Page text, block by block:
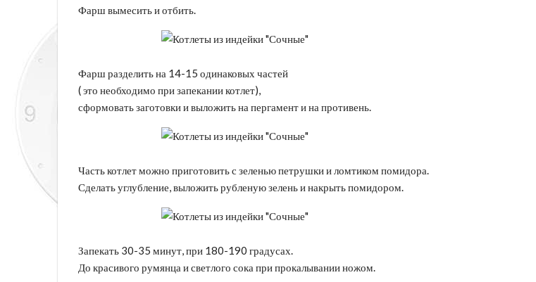
Фарш вымесить и отбить.
Фарш разделить на 14-15 одинаковых частей
( это необходимо при запекании котлет),
сформовать заготовки и выложить на пергамент и на противень.
Часть котлет можно приготовить с зеленью петрушки и ломтиком помидора.
Сделать углубление, выложить рубленую зелень и накрыть помидором.
Запекать 30-35 минут, при 180-190 градусах.
До красивого румянца и светлого сока при прокалывании ножом.